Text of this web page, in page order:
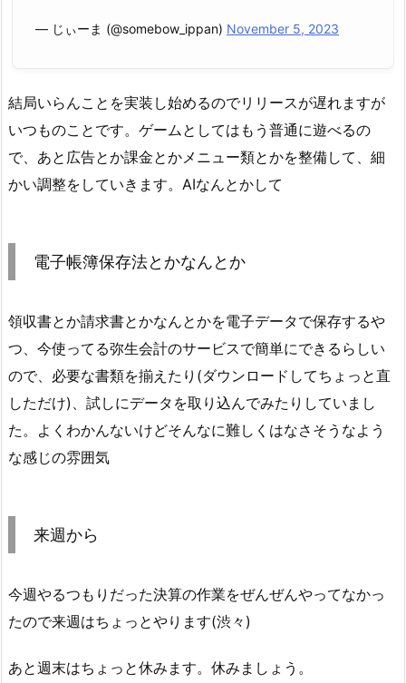
— じぃーま (@somebow_ippan) November 5, 2023
結局いらんことを実装し始めるのでリリースが遅れますが
いつものことです。ゲームとしてはもう普通に遊べるの
で、あと広告とか課金とかメニュー類とかを整備して、細
かい調整をしていきます。AIなんとかして
電子帳簿保存法とかなんとか
領収書とか請求書とかなんとかを電子データで保存するや
つ、今使ってる弥生会計のサービスで簡単にできるらしい
ので、必要な書類を揃えたり(ダウンロードしてちょっと直
しただけ)、試しにデータを取り込んでみたりしていまし
た。よくわかんないけどそんなに難しくはなさそうなよう
な感じの雰囲気
来週から
今週やるつもりだった決算の作業をぜんぜんやってなかっ
たので来週はちょっとやります(渋々)
あと週末はちょっと休みます。休みましょう。